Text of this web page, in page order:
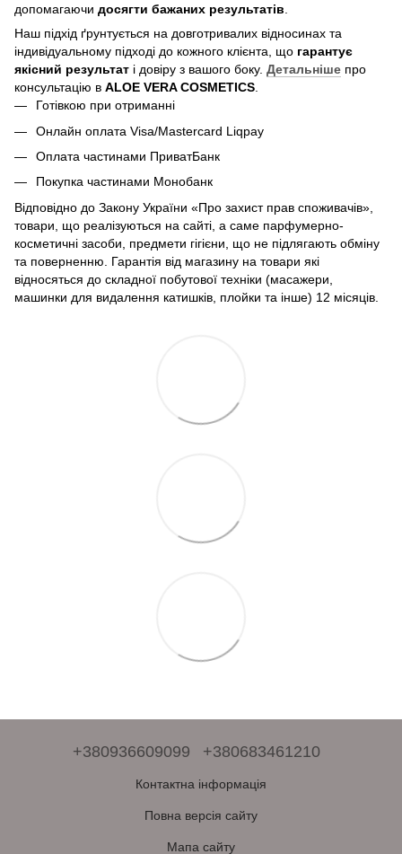
допомагаючи досягти бажаних результатів
Наш підхід ґрунтується на довготривалих відносинах та
індивідуальному підході до кожного клієнта, що гарантує
якісний результат і довіру з вашого боку. Детальніше про
консультацію в ALOE VERA COSMETICS
Готівкою при отриманні
Онлайн оплата Visa/Mastercard Liqpay
Оплата частинами ПриватБанк
Покупка частинами Монобанк
Відповідно до Закону України «Про захист прав споживачів»,
товари, що реалізуються на сайті, а саме парфумерно-
косметичні засоби, предмети гігієни, що не підлягають обміну
та поверненню. Гарантія від магазину на товари які
відносяться до складної побутової техніки (масажери,
машинки для видалення катишків, плойки та інше) 12 місяців.
+380936609099 +380683461210
Контактна інформація
Повна версія сайту
Мапа сайту